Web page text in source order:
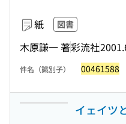
紙 図書
木原謙一 著彩流社
件名（識別子） 00461588
イェイツ